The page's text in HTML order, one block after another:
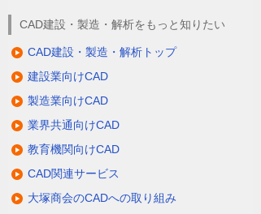
CAD建設・製造・解析をもっと知りたい
CAD建設・製造・解析トップ
建設業向けCAD
製造業向けCAD
業界共通向けCAD
教育機関向けCAD
CAD関連サービス
大塚商会のCADへの取り組み